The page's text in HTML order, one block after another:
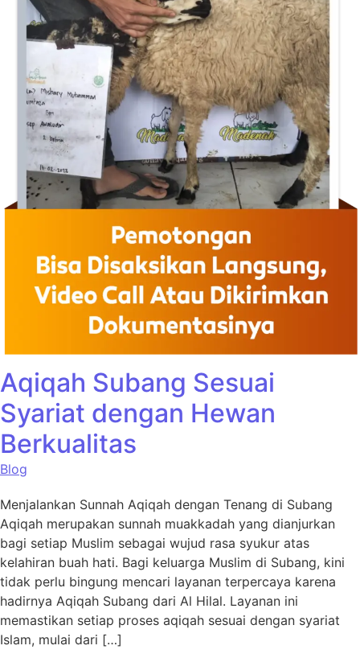
Aqiqah Subang Sesuai
Syariat dengan Hewan
Berkualitas
Blog
Menjalankan Sunnah Aqiqah dengan Tenang di Subang
Aqiqah merupakan sunnah muakkadah yang dianjurkan
bagi setiap Muslim sebagai wujud rasa syukur atas
kelahiran buah hati. Bagi keluarga Muslim di Subang, kini
tidak perlu bingung mencari layanan terpercaya karena
hadirnya Aqiqah Subang dari Al Hilal. Layanan ini
memastikan setiap proses aqiqah sesuai dengan syariat
Islam, mulai dari […]